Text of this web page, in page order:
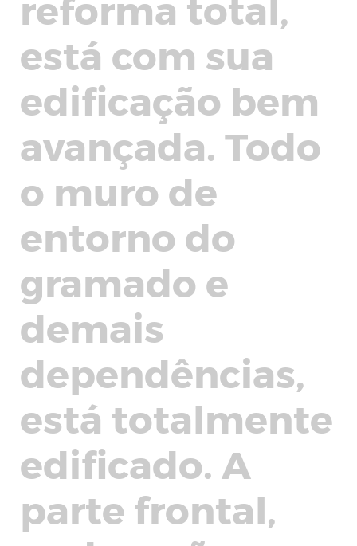
reforma total,
está com sua
edificação bem
avançada. Todo
o muro de
entorno do
gramado e
demais
dependências,
está totalmente
edificado. A
parte frontal,